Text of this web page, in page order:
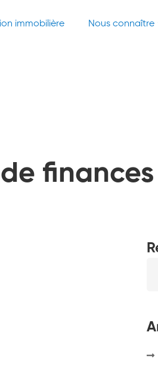
immobilière Nous connaître
finances